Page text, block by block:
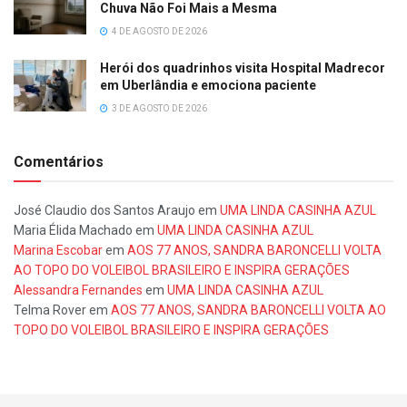
Chuva Não Foi Mais a Mesma
4 DE AGOSTO DE 2026
Herói dos quadrinhos visita Hospital Madrecor
em Uberlândia e emociona paciente
3 DE AGOSTO DE 2026
Comentários
José Claudio dos Santos Araujo em UMA LINDA CASINHA AZUL
Maria Élida Machado em UMA LINDA CASINHA AZUL
Marina Escobarem AOS 77 ANOS, SANDRA BARONCELLI VOLTA
AO TOPO DO VOLEIBOL BRASILEIRO E INSPIRA GERAÇÕES
Alessandra Fernandes em UMA LINDA CASINHA AZUL
Telma Roverem AOS 77 ANOS, SANDRA BARONCELLI VOLTA AO
TOPO DO VOLEIBOL BRASILEIRO E INSPIRA GERAÇÕES